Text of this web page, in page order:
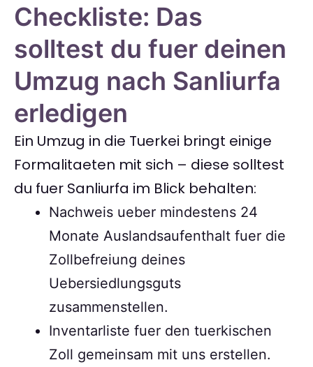
Checkliste: Das
solltest du fuer deinen
Umzug nach Sanliurfa
erledigen
Ein Umzug in die Tuerkei bringt einige
Formalitaeten mit sich – diese solltest
du fuer Sanliurfa im Blick behalten:
Nachweis ueber mindestens 24
Monate Auslandsaufenthalt fuer die
Zollbefreiung deines
Uebersiedlungsguts
zusammenstellen.
Inventarliste fuer den tuerkischen
Zoll gemeinsam mit uns erstellen.